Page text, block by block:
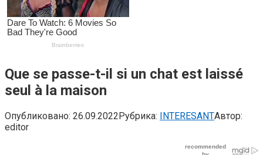
Que se passe-t-il si un chat est laissé
seul à la maison
Опубликовано: 26.09.2022Рубрика: INTERESANTАвтор:
editor